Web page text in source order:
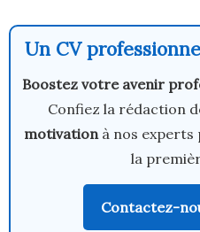
Un CV
Boostez votre avenir
Confiez la rédaction
motivationà nos experts
la
Contactez-